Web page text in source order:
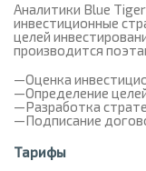
Аналитики Blue
инвестиционные
целей
производится
Оценка
Определение
Разработка
Подписание
Тарифы